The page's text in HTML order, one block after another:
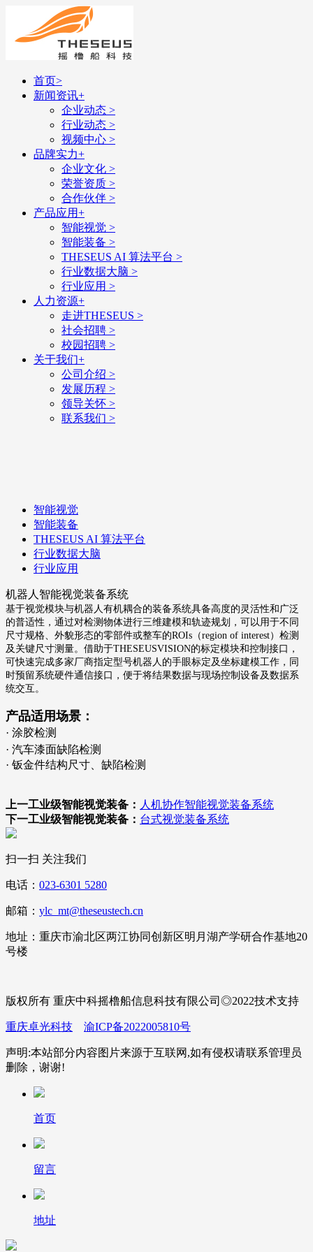
首页>
新闻资讯+
企业动态 >
行业动态 >
视频中心 >
品牌实力+
企业文化 >
荣誉资质 >
合作伙伴 >
产品应用+
智能视觉 >
智能装备 >
THESEUS AI 算法平台 >
行业数据大脑 >
行业应用 >
人力资源+
走进THESEUS >
社会招聘 >
校园招聘 >
关于我们+
公司介绍 >
发展历程 >
领导关怀 >
联系我们 >
智能视觉
智能装备
THESEUS AI 算法平台
行业数据大脑
行业应用
机器人智能视觉装备系统
基于视觉模块与机器人有机耦合的装备系统具备高度的灵活性和广泛
的普适性，通过对检测物体进行三维建模和轨迹规划，可以用于不同
尺寸规格、外貌形态的零部件或整车的ROIs（region of interest）检测
及关键尺寸测量。借助于THESEUSVISION的标定模块和控制接口，
可快速完成多家厂商指定型号机器人的手眼标定及坐标建模工作，同
时预留系统硬件通信接口，便于将结果数据与现场控制设备及数据系
统交互。
产品适用场景：
· 涂胶检测
· 汽车漆面缺陷检测
· 钣金件结构尺寸、缺陷检测
上一工业级智能视觉装备： 人机协作智能视觉装备系统
下一工业级智能视觉装备： 台式视觉装备系统
扫一扫 关注我们
电话： 023-6301 5280
邮箱： ylc_mt@theseustech.cn
地址：重庆市渝北区两江协同创新区明月湖产学研合作基地20
号楼
版权所有 重庆中科摇橹船信息科技有限公司◎2022技术支持
重庆卓光科技 渝ICP备2022005810号
声明:本站部分内容图片来源于互联网,如有侵权请联系管理员
删除，谢谢!
首页
留言
地址